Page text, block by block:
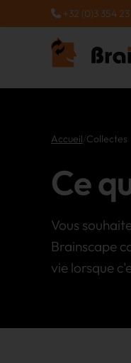
+32 (0)3 354
Accueil Collectes
Ce
Vous
Brainscape
vie lorsque